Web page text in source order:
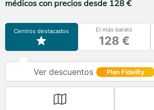
médicos con precios desde 128 €
Centros destacados El más barato
128 €
Ver descuentos Plan Fidelity